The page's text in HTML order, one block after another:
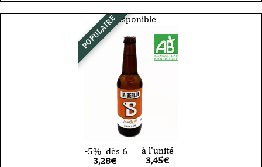
POPULAIREIndisponible
-5% dès 6
3,28€
à l'unité
3,45€